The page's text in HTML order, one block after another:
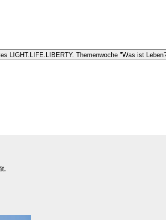
LIGHT.LIFE.LIBERTY. Themenwoche "Was ist